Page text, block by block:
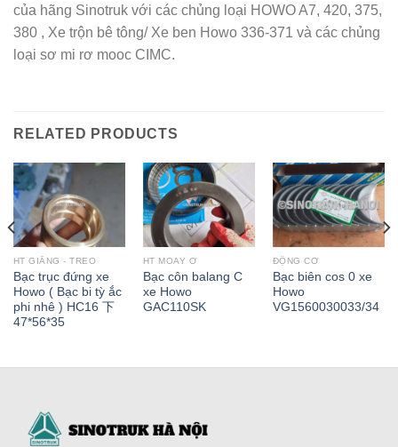
của hãng Sinotruk với các chủng loại HOWO A7, 420, 375,
380 , Xe trộn bê tông/ Xe ben Howo 336-371 và các chủng
loại sơ mi rơ mooc CIMC.
RELATED PRODUCTS
HT GIẰNG - TREO
Bạc trục đứng xe
Howo ( Bạc bi tỳ ắc
phi nhê ) HC16 下
47*56*35
HT MOAY Ơ
Bạc côn balang C
xe Howo
GAC110SK
ĐỘNG CƠ
Bạc biên cos 0 xe
Howo
VG1560030033/34